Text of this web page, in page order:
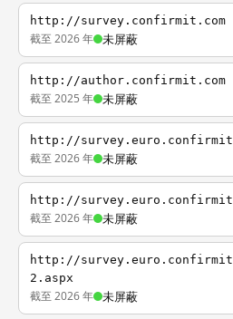
http://survey.confirmit.com
截至 2026 年 未屏蔽
http://author.confirmit.com
截至 2025 年 未屏蔽
http://
截至 2026 年 未屏蔽
http://
截至 2026 年 未屏蔽
http://
2.aspx
截至 2026 年 未屏蔽